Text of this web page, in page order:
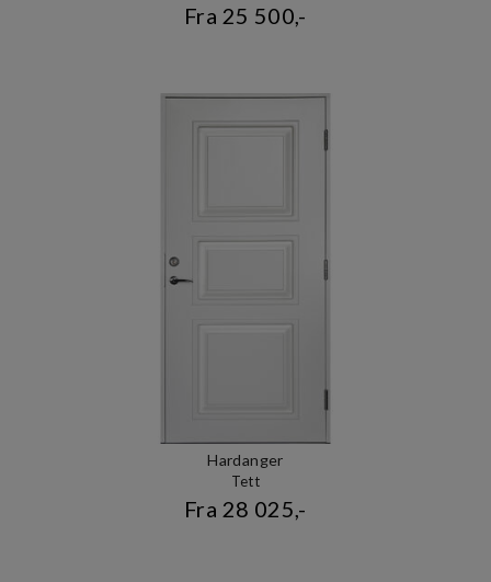
Fra 25 500,-
Hardanger
Tett
Fra 28 025,-